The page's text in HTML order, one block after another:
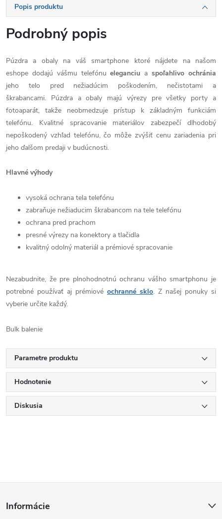
Popis produktu
Podrobný popis
Púzdra a obaly na váš smartphone ktoré nájdete na našom
eshope dodajú vášmu telefónueleganciu aspoľahlivo ochránia
jeho telo pred nežiadúcim poškodením, nečistotami a
škrabancami. Púzdra a obaly majú výrezy pre všetky porty a
fotoaparát, takže neobmedzuje prístup k základným funkciám
telefónu. Kvalitné spracovanie materiálov zabezpečí dlhodobý
nepoškodený vzhľad telefónu, čo môže zvýšiť cenu zariadenia pri
jeho ďalšom predaji v budúcnosti.
Hlavné výhody
vysoká ochrana tela telefónu
zabraňuje nežiaducim škrabancom na tele telefónu
ochrana pred prachom
presné výrezy na konektory a tlačidla
kvalitný odolný materiál a prémiové spracovanie
Nezabudnite, že pre plnohodnotnú ochranu vášho smartphonu je
potrebné používať aj prémiové ochranné sklo. Z našej ponuky si
vyberie určite každý.
Bulk balenie
Parametre produktu
Hodnotenie
Diskusia
Informácie